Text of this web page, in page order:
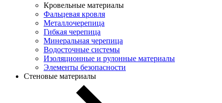
Кровельные материалы
Фальцевая кровля
Металлочерепица
Гибкая черепица
Минеральная черепица
Водосточные системы
Изоляционные и рулонные материалы
Элементы безопасности
Стеновые материалы